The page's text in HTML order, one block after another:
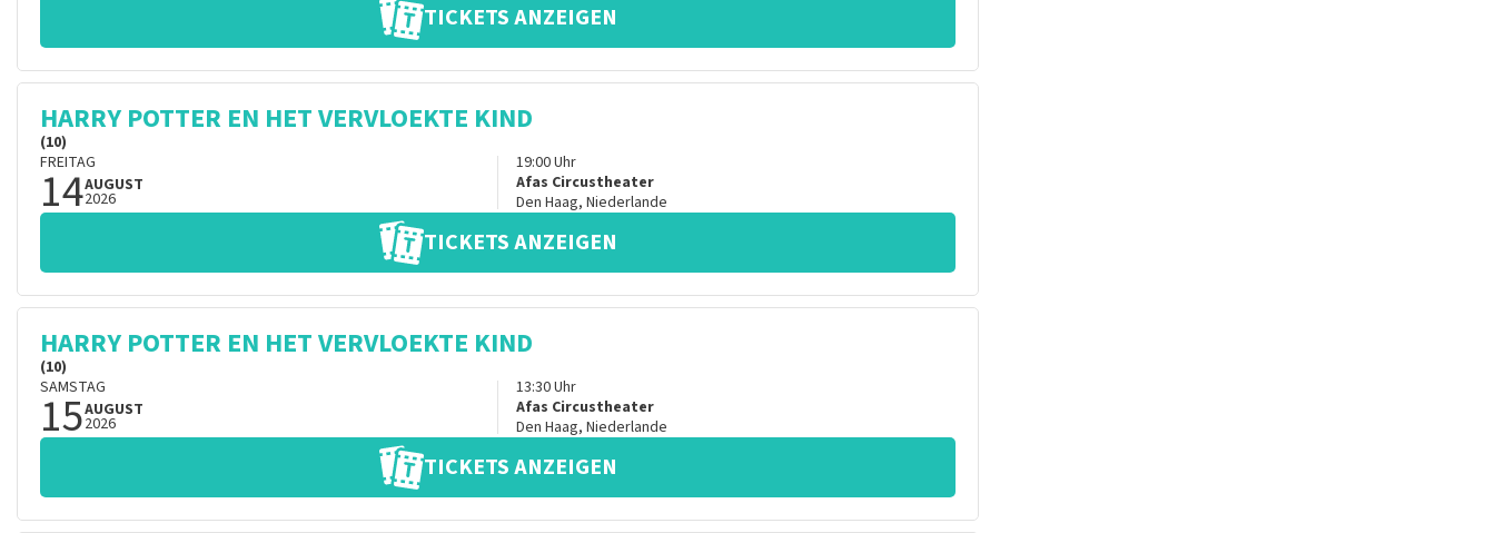
TICKETS ANZEIGEN
HARRY POTTER EN HET VERVLOEKTE KIND
(10)
FREITAG
14AUGUST
2026
19:00Uhr
Afas Circustheater
Den Haag, Niederlande
TICKETS ANZEIGEN
HARRY POTTER EN HET VERVLOEKTE KIND
(10)
SAMSTAG
15AUGUST
2026
13:30Uhr
Afas Circustheater
Den Haag, Niederlande
TICKETS ANZEIGEN